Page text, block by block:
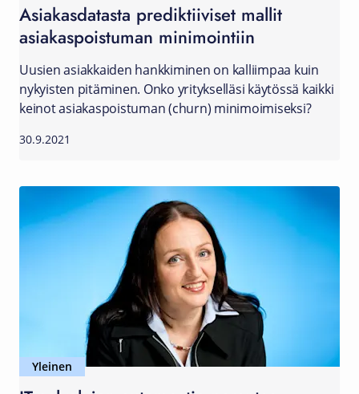
Asiakasdatasta prediktiiviset mallit
asiakaspoistuman minimointiin
Uusien asiakkaiden hankkiminen on kalliimpaa kuin
nykyisten pitäminen. Onko yritykselläsi käytössä kaikki
keinot asiakaspoistuman (churn) minimoimiseksi?
30.9.2021
Yleinen